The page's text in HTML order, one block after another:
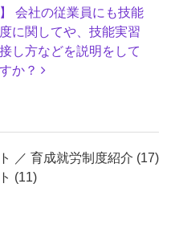
】 会社の従業員にも技能
に関してや、技能実習
し方などを説明をして
か？
／ 育成就労制度紹介 (17)
(11)